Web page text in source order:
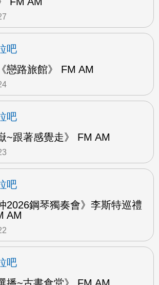
吧
戀路旅館》 FM AM
吧
~跟著感覺走》 FM AM
吧
2026鋼琴獨奏會》李斯特巡禮
AM
吧